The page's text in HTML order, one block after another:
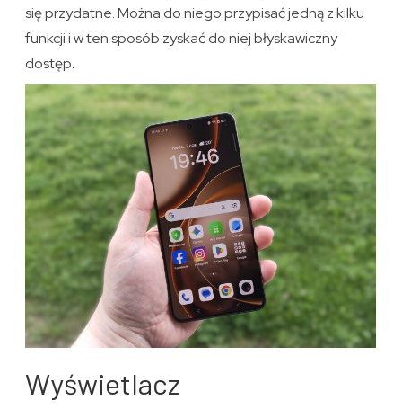
się przydatne. Można do niego przypisać jedną z kilku
funkcji i w ten sposób zyskać do niej błyskawiczny
dostęp.
Wyświetlacz